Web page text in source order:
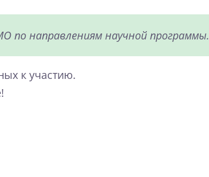
по направлениям научной программы.
к участию.